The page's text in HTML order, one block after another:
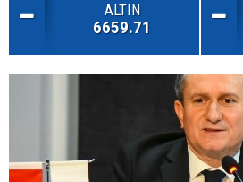
ALTIN
6659.71